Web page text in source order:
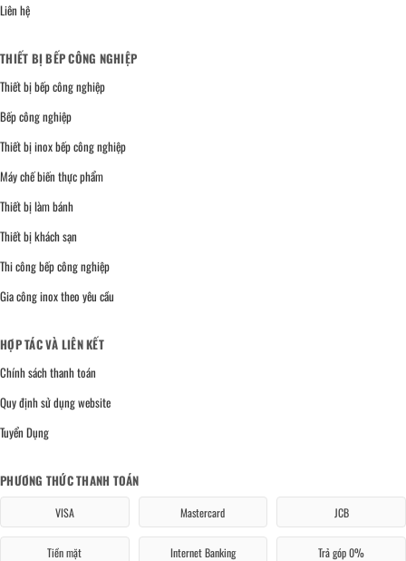
Liên hệ
THIẾT BỊ BẾP CÔNG NGHIỆP
Thiết bị bếp công nghiệp
Bếp công nghiệp
Thiết bị inox bếp công nghiệp
Máy chế biến thực phẩm
Thiết bị làm bánh
Thiết bị khách sạn
Thi công bếp công nghiệp
Gia công inox theo yêu cầu
HỢP TÁC VÀ LIÊN KẾT
Chính sách thanh toán
Quy định sử dụng website
Tuyển Dụng
PHƯƠNG THỨC THANH TOÁN
VISA Mastercard JCB
Tiền mặt Internet Banking Trả góp 0%